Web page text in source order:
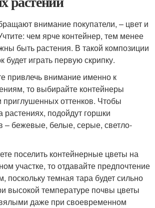
внимание покупатели, – цвет и
чем ярче контейнер, тем менее
быть растения. В такой композиции
будет играть первую скрипку.
привлечь внимание именно к
то выбирайте контейнеры
оттенков. Чтобы
растениях, подойдут горшки
– бежевые, белые, серые, светло-
поселить контейнерные цветы на
участке, то отдавайте предпочтение
поскольку темная тара будет сильно
высокой температуре почвы цветы
даже при своевременном